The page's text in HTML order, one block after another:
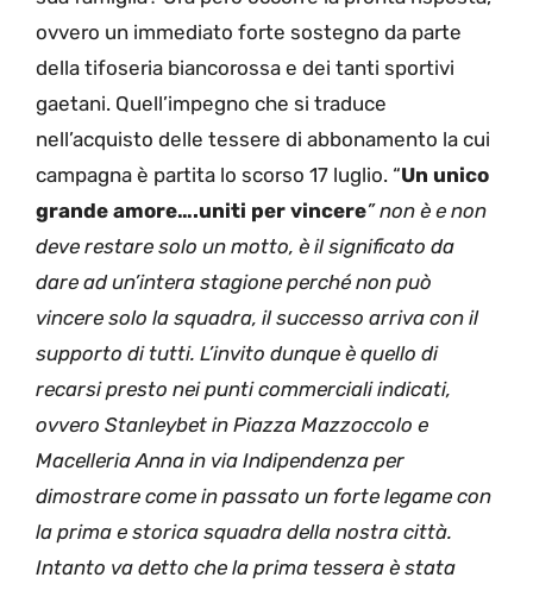
ovvero un immediato forte sostegno da parte
della tifoseria biancorossa e dei tanti sportivi
gaetani. Quell’impegno che si traduce
nell’acquisto delle tessere di abbonamento la cui
campagna è partita lo scorso 17 luglio. “Un unico
grande amore….uniti per vincere” non è e non
deve restare solo un motto, è il significato da
dare ad un’intera stagione perché non può
vincere solo la squadra, il successo arriva con il
supporto di tutti. L’invito dunque è quello di
recarsi presto nei punti commerciali indicati,
ovvero Stanleybet in Piazza Mazzoccolo e
Macelleria Anna in via Indipendenza per
dimostrare come in passato un forte legame con
la prima e storica squadra della nostra città.
Intanto va detto che la prima tessera è stata